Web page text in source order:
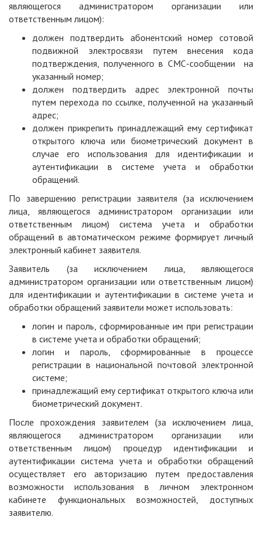
являющегося администратором организации или
ответственным лицом):
должен подтвердить абонентский номер сотовой
подвижной электросвязи путем внесения кода
подтверждения, полученного в СМС-сообщении на
указанный номер;
должен подтвердить адрес электронной почты
путем перехода по ссылке, полученной на указанный
адрес;
должен прикрепить принадлежащий ему сертификат
открытого ключа или биометрический документ в
случае его использования для идентификации и
аутентификации в системе учета и обработки
обращений.
По завершению регистрации заявителя (за исключением
лица, являющегося администратором организации или
ответственным лицом) система учета и обработки
обращений в автоматическом режиме формирует личный
электронный кабинет заявителя.
Заявитель (за исключением лица, являющегося
администратором организации или ответственным лицом)
для идентификации и аутентификации в системе учета и
обработки обращений заявители может использовать:
логин и пароль, сформированные им при регистрации
в системе учета и обработки обращений;
логин и пароль, сформированные в процессе
регистрации в национальной почтовой электронной
системе;
принадлежащий ему сертификат открытого ключа или
биометрический документ.
После прохождения заявителем (за исключением лица,
являющегося администратором организации или
ответственным лицом) процедур идентификации и
аутентификации система учета и обработки обращений
осуществляет его авторизацию путем предоставления
возможности использования в личном электронном
кабинете функциональных возможностей, доступных
заявителю.